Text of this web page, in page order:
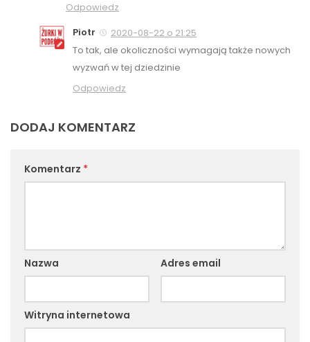
Odpowiedz
Piotr
2020-08-22 o 21:25
To tak, ale okoliczności wymagają także nowych
wyzwań w tej dziedzinie
Odpowiedz
DODAJ KOMENTARZ
Komentarz *
Nazwa Adres email
Witryna internetowa